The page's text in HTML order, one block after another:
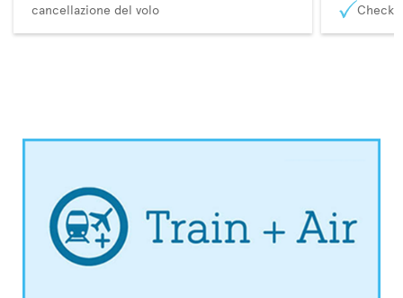
cancellazione del volo
Check-